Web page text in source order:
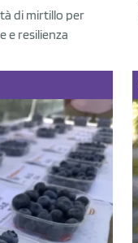
di mirtillo per
e resilienza